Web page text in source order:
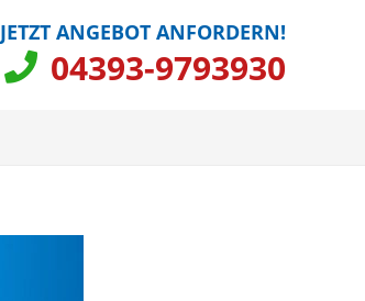
JETZT ANGEBOT ANFORDERN!
04393-9793930